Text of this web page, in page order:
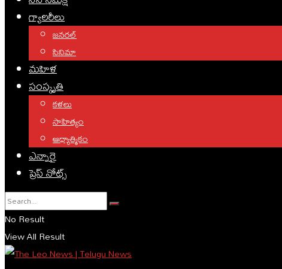
గ్యాలరీలు
జనరల్
సినిమా
మహిళ
సంస్కృతి
కళలు
సాహిత్యం
ఆధ్యాత్మికం
ఎన్నారై
ప్రెస్ నోట్స్
No Result
View All Result